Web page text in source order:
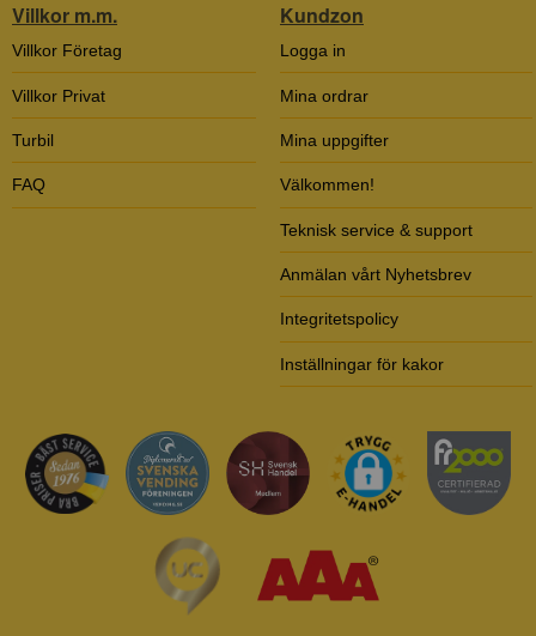
Villkor m.m.
Villkor Företag
Villkor Privat
Turbil
FAQ
Kundzon
Logga in
Mina ordrar
Mina uppgifter
Välkommen!
Teknisk service & support
Anmälan vårt Nyhetsbrev
Integritetspolicy
Inställningar för kakor